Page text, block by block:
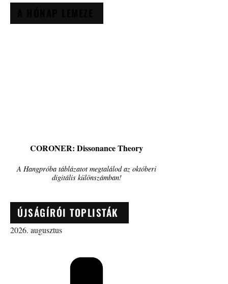
CORONER: Dissonance Theory
A Hangpróba táblázatot megtalálod az októberi
digitális különszámban!
ÚJSÁGÍRÓI TOPLISTÁK
2026. augusztus